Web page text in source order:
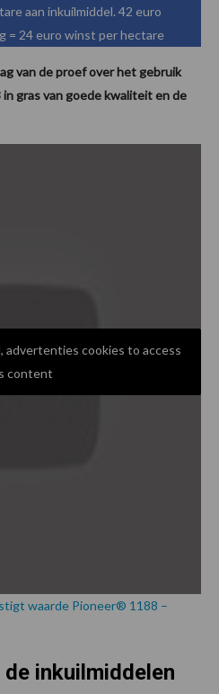
aan inkuilmiddel. 42 euro
= 24 euro winst per hectare
van de proef over het gebruik
gras van goede kwaliteit en de
advertenties cookies to access
content
waarde Pioneer® 1188 –
inkuilmiddelen